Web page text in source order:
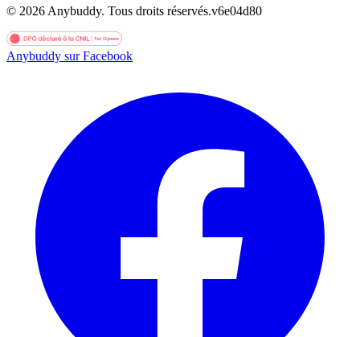
© 2026 Anybuddy. Tous droits réservés.v6e04d80
Anybuddy sur Facebook